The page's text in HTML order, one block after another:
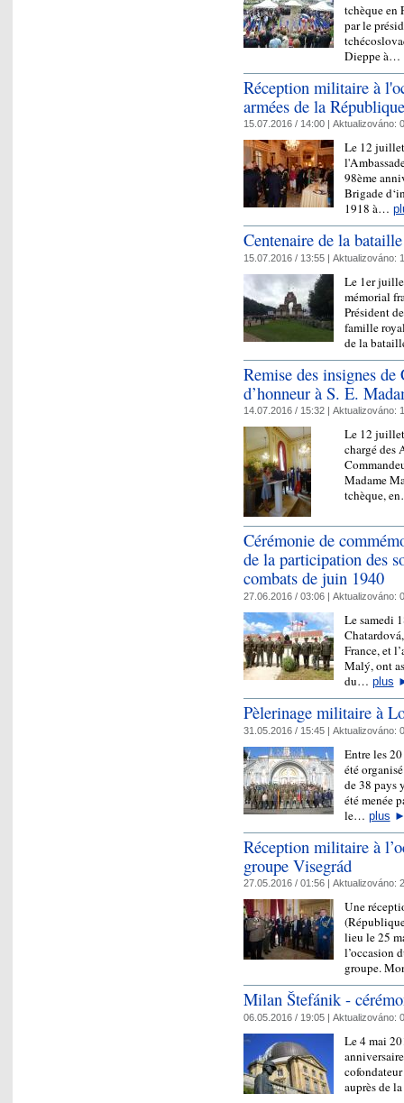
tchèque en
par le
Dieppe à…
Réception militaire à
armées de la
15.07.2016 / 14:00 | Aktualizováno:
Le 12
98ème
Brigade
1918 à…
Centenaire de la
15.07.2016 / 13:55 | Aktualizováno:
Le 1er
mémorial
Président
famille
de la
Remise des insignes
d’honneur à S. E.
14.07.2016 / 15:32 | Aktualizováno:
Le 12
chargé des
Madame
tchèque,
Cérémonie de
de la participation des
combats de juin 1940
27.06.2016 / 03:06 | Aktualizováno:
Le samedi
France, et
Malý, ont
du… plus
Pèlerinage militaire à
31.05.2016 / 15:45 | Aktualizováno:
Entre les
été
de 38 pays
été menée
le… plus
Réception militaire à
groupe Visegrád
27.05.2016 / 01:56 | Aktualizováno:
Une
lieu le 25
l’occasion
groupe.
Milan Štefánik -
06.05.2016 / 19:05 | Aktualizováno:
Le 4 mai
auprès de